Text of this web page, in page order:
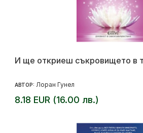
И ще откриеш съкровището в
АВТОР: Лоран Гунел
8.18 EUR (16.00 лв.)